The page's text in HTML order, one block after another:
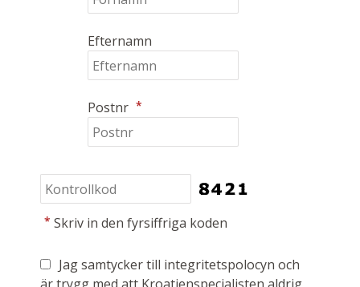
Efternamn
Postnr *
* Skriv in den fyrsiffriga koden
Jag samtycker till integritetspolocyn och